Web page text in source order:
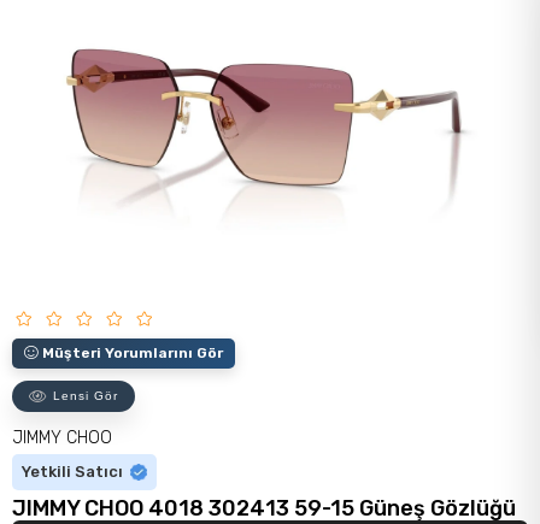
Müşteri Yorumlarını Gör
Lensi Gör
JIMMY CHOO
Yetkili Satıcı
JIMMY CHOO 4018 302413 59-15 Güneş Gözlüğü